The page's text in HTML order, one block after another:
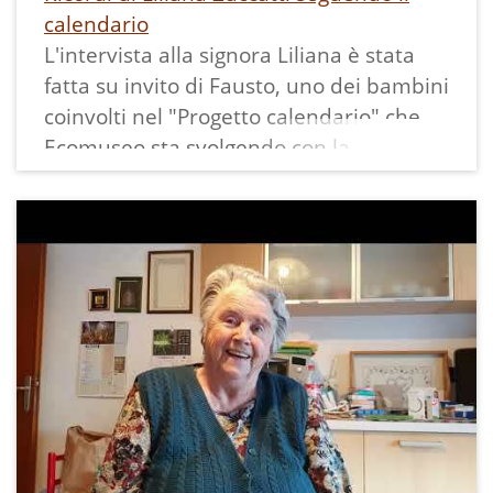
calendario
L'intervista alla signora Liliana è stata
fatta su invito di Fausto, uno dei bambini
coinvolti nel "Progetto calendario" che
Ecomuseo sta svolgendo con la
collaborazione delle scuole del territorio.
Liliana, classe 1949, ha raccontato, con
trasporto e talvolta con commozione,
molti momenti della vita di Ciago e della
sua famiglia quando lei era una
bambina, esprimendosi per lo più in
lingua italiana, ma di tanto in tanto
anche il dialetto ha fatto capolino: anche
quello fa parte della sua e nostra storia!
Frequente anche l'uso di località: San
Rocco all'interno del paese; Olif, Pian,